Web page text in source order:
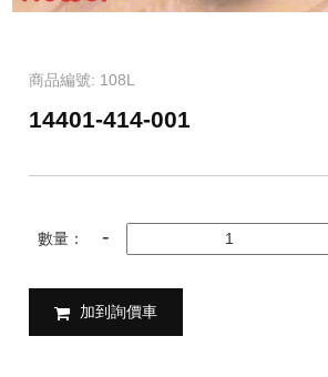
商品編號: 108L
14401-414-001
數量：
加到詢價車